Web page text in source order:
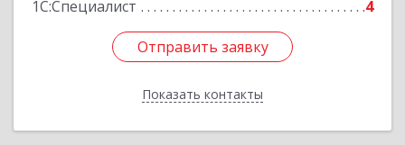
1С:Специалист
4
Отправить заявку
Показать контакты
Отправить заявку
Назад